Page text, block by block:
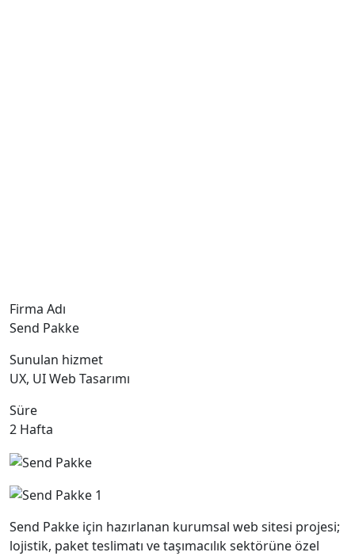
Firma Adı
Send Pakke
Sunulan hizmet
UX, UI Web Tasarımı
Süre
2 Hafta
Send Pakke için hazırlanan kurumsal web sitesi projesi;
lojistik, paket teslimatı ve taşımacılık sektörüne özel